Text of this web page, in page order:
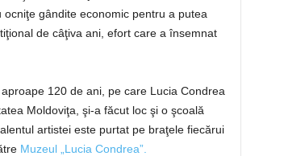
gândite economic pentru a putea
de câţiva ani, efort care a însemnat
120 de ani, pe care Lucia Condrea
Moldoviţa, şi-a făcut loc şi o şcoală
artistei este purtat pe braţele fiecărui
Muzeul „Lucia Condrea”.